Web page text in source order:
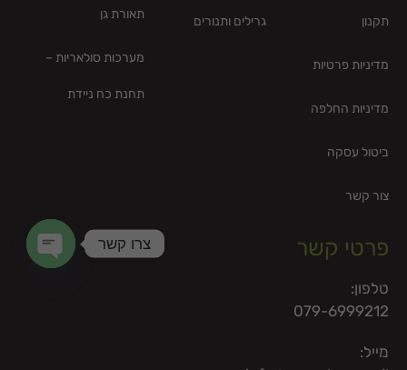
תקנון
מדיניות פרטיות
מדיניות החלפה
ביטול עסקה
צור קשר
גרילים ותנורים תאורת גן
מערכות סולאריות –
תחנת כח ניידת
פרטי קשר
טלפון:
079-6999212
מייל:
צרו קשר